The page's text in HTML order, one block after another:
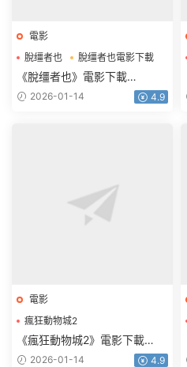
電影
脫缰者也
脫缰者也電影下載
《脫缰者也》電影下載
1080p.HD國語中字
2026-01-14 4.9
電影
瘋狂動物城2
瘋狂動物城2電影下載
《瘋狂動物城2》電影下載
1080p.HD中英雙語
2026-01-14 4.9